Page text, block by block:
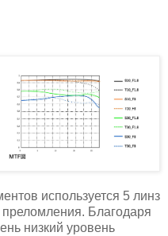
используется 5 линз
Благодаря
низкий уровень